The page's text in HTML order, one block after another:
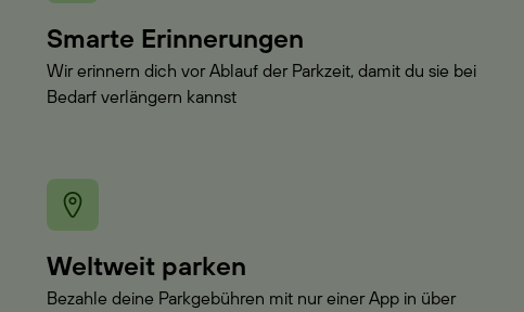
Smarte Erinnerungen
Wir erinnern dich vor Ablauf der Parkzeit, damit du sie bei
Bedarf verlängern kannst
Weltweit parken
Bezahle deine Parkgebühren mit nur einer App in über